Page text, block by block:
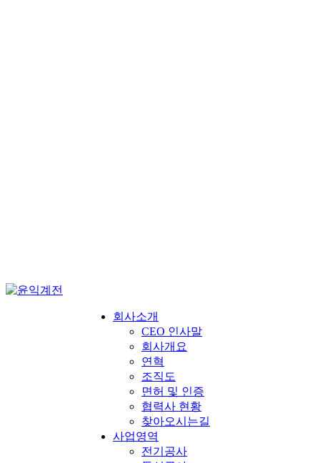
회사소개
CEO 인사말
회사개요
연혁
조직도
면허 및 인증
협력사 현황
찾아오시는길
사업영역
전기공사